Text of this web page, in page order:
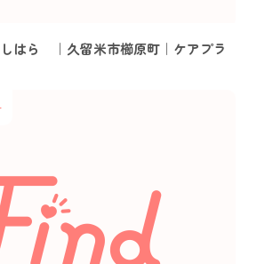
はら ｜久留米市櫛原町｜ケアプラ